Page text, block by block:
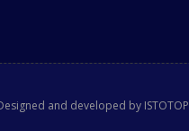
and developed by